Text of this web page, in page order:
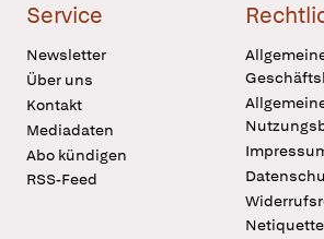
Service
Newsletter
Über uns
Kontakt
Mediadaten
Abo kündigen
RSS-Feed
Netiquette